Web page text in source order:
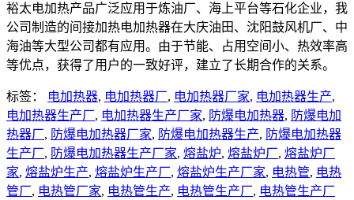
裕太电加热产品广泛应用于炼油厂、海上平台等石化企业，我
公司制造的间接加热电加热器在大庆油田、沈阳鼓风机厂、中
海油等大型公司都有应用。由于节能、占用空间小、热效率高
等优点，获得了用户的一致好评，建立了长期合作的关系。
标签： 电加热器, 电加热器厂, 电加热器厂家, 电加热器生产,
电加热器生产厂, 电加热器生产厂家, 防爆电加热器, 防爆电加
热器厂, 防爆电加热器厂家, 防爆电加热器生产, 防爆电加热器
生产厂, 防爆电加热器生产厂家, 熔盐炉, 熔盐炉厂, 熔盐炉厂
家, 熔盐炉生产, 熔盐炉生产厂, 熔盐炉生产厂家, 电热管, 电热
管厂, 电热管厂家, 电热管生产, 电热管生产厂, 电热管生产厂